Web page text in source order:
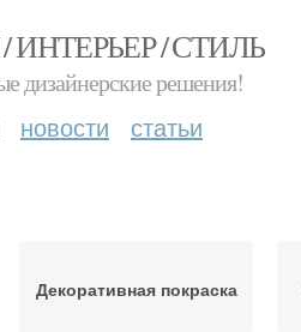
ИНТЕРЬЕР / СТИЛЬ
дизайнерские решения!
новости статьи
Декоративная покраска